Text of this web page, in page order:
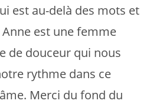
est au-delà des mots et
est une femme
de douceur qui nous
rythme dans ce
Merci du fond du